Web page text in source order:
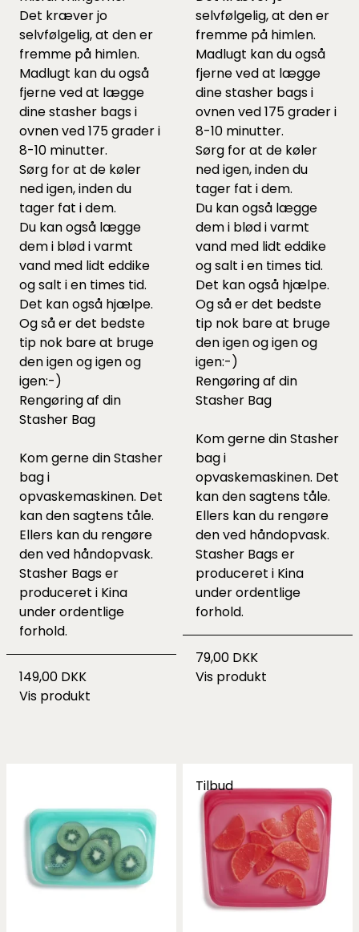
Det kræver jo
selvfølgelig, at den er
fremme på himlen.
Madlugt kan du også
fjerne ved at lægge
dine stasher bags i
ovnen ved 175 grader i
8-10 minutter.
Sørg for at de køler
ned igen, inden du
tager fat i dem.
Du kan også lægge
dem i blød i varmt
vand med lidt eddike
og salt i en times tid.
Det kan også hjælpe.
Og så er det bedste
tip nok bare at bruge
den igen og igen og
igen:-)
Rengøring af din
Stasher Bag
Kom gerne din Stasher
bag i
opvaskemaskinen. Det
kan den sagtens tåle.
Ellers kan du rengøre
den ved håndopvask.
Stasher Bags er
produceret i Kina
under ordentlige
forhold.
149,00 DKK
Vis produkt
selvfølgelig, at den er
fremme på himlen.
Madlugt kan du også
fjerne ved at lægge
dine stasher bags i
ovnen ved 175 grader i
8-10 minutter.
Sørg for at de køler
ned igen, inden du
tager fat i dem.
Du kan også lægge
dem i blød i varmt
vand med lidt eddike
og salt i en times tid.
Det kan også hjælpe.
Og så er det bedste
tip nok bare at bruge
den igen og igen og
igen:-)
Rengøring af din
Stasher Bag
Kom gerne din Stasher
bag i
opvaskemaskinen. Det
kan den sagtens tåle.
Ellers kan du rengøre
den ved håndopvask.
Stasher Bags er
produceret i Kina
under ordentlige
forhold.
79,00 DKK
Vis produkt
Tilbud